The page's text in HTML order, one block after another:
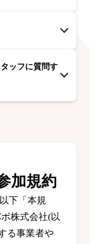
ッフに質問す
加規約
下「本規
株式会社(以
る事業者や